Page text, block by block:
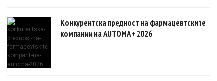
Конкурентска предност на фармацевтските
компании на AUTOMA+ 2026